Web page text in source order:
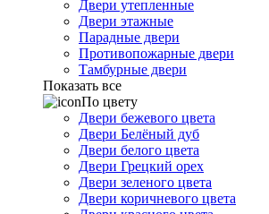
Двери утепленные
Двери этажные
Парадные двери
Противопожарные двери
Тамбурные двери
Показать все
По цвету
Двери бежевого цвета
Двери Белёный дуб
Двери белого цвета
Двери Грецкий орех
Двери зеленого цвета
Двери коричневого цвета